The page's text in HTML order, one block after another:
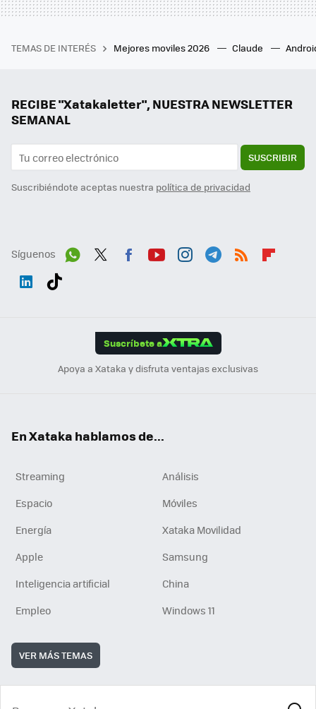
TEMAS DE INTERÉS Mejores moviles 2026 Claude
RECIBE "Xatakaletter", NUESTRA NEWSLETTER
SEMANAL
SUSCRIBIR
Suscribiéndote aceptas nuestra política de privacidad
Síguenos
Suscríbete a
Apoya a Xataka y disfruta ventajas exclusivas
En Xataka hablamos de...
Streaming
Análisis
Espacio
Móviles
Energía
Xataka Movilidad
Apple
Samsung
Inteligencia artificial
China
Empleo
Windows 11
VER MÁS TEMAS